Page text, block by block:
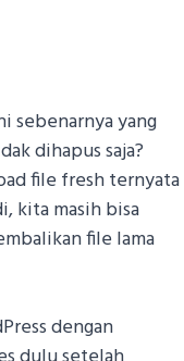
sebenarnya yang
dihapus saja?
file fresh ternyata
kita masih bisa
file lama
dengan